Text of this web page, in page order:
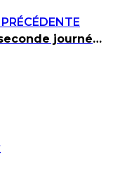
Retour sur la seconde journée du festival « Les Invizibles »